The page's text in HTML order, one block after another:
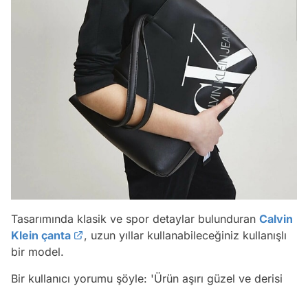
Tasarımında klasik ve spor detaylar bulunduran Calvin
Klein çanta
, uzun yıllar kullanabileceğiniz kullanışlı
bir model.
Bir kullanıcı yorumu şöyle: 'Ürün aşırı güzel ve derisi